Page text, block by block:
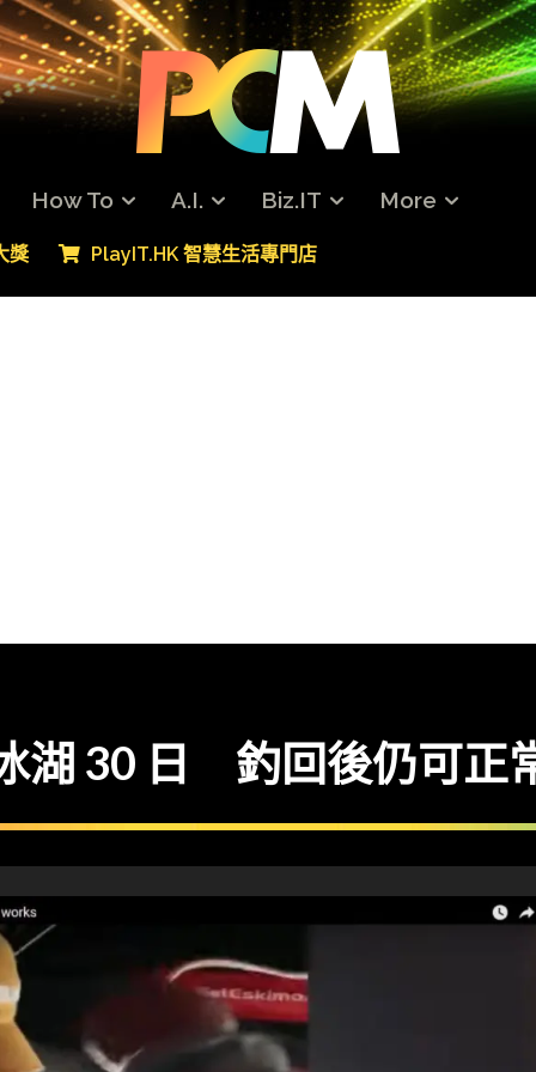
How To A.I. Biz.IT More
獎 PlayIT.HK 智慧生活專門店
湖 30 日 釣回後仍可正